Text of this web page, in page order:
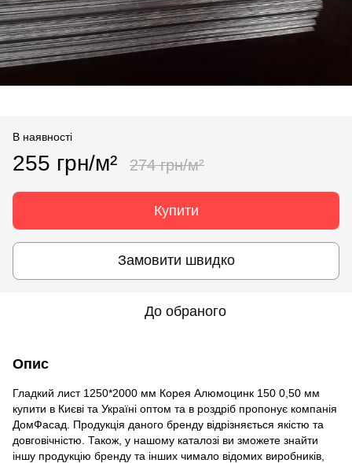
В наявності
255 грн/м² 274 грн/м²
Купити
Замовити швидко
До обраного
Опис
Гладкий лист 1250*2000 мм Корея Алюмоцинк 150 0,50 мм
купити в Києві та Україні оптом та в роздріб пропонує компанія
ДомФасад. Продукція даного бренду відрізняється якістю та
довговічністю. Також, у нашому каталозі ви зможете знайти
іншу продукцію бренду та інших чимало відомих виробників,